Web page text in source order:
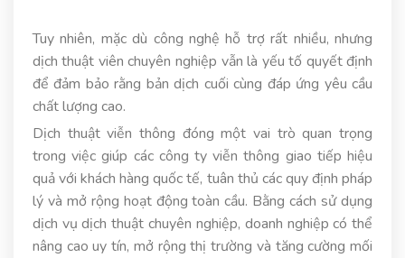
Tuy nhiên, mặc dù công nghệ hỗ trợ rất nhiều, nhưng
dịch thuật viên chuyên nghiệp vẫn là yếu tố quyết định
để đảm bảo rằng bản dịch cuối cùng đáp ứng yêu cầu
chất lượng cao.
Dịch thuật viễn thông đóng một vai trò quan trọng
trong việc giúp các công ty viễn thông giao tiếp hiệu
quả với khách hàng quốc tế, tuân thủ các quy định pháp
lý và mở rộng hoạt động toàn cầu. Bằng cách sử dụng
dịch vụ dịch thuật chuyên nghiệp, doanh nghiệp có thể
nâng cao uy tín, mở rộng thị trường và tăng cường mối